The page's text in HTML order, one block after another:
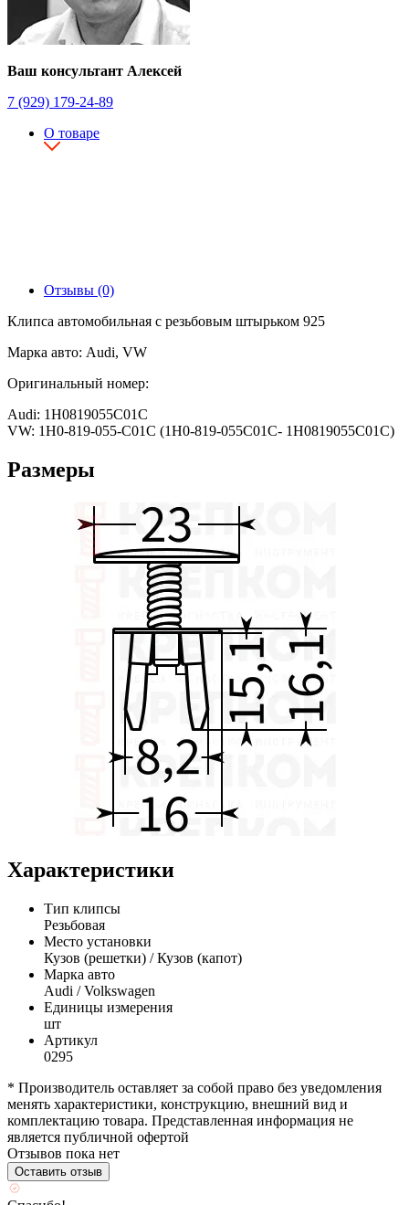
Ваш консультант Алексей
7 (929) 179-24-89
О товаре
Отзывы (0)
Клипса автомобильная с резьбовым штырьком 925
Марка авто: Audi, VW
Оригинальный номер:
Audi: 1H0819055C01C
VW: 1H0-819-055-C01C (1H0-819-055C01C- 1H0819055C01C)
Размеры
Характеристики
Тип клипсы
Резьбовая
Место установки
Кузов (решетки) / Кузов (капот)
Марка авто
Audi / Volkswagen
Единицы измерения
шт
Артикул
0295
* Производитель оставляет за собой право без уведомления
менять характеристики, конструкцию, внешний вид и
комплектацию товара. Представленная информация не
является публичной офертой
Отзывов пока нет
Оставить отзыв